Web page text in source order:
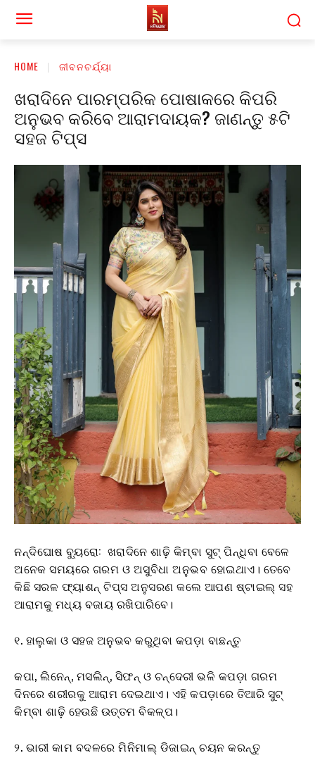
HOME ଜୀବନଚର୍ଯ୍ୟା
ଖରାଦିନେ ପାରମ୍ପରିକ ପୋଷାକରେ କିପରି
ଅନୁଭବ କରିବେ ଆରାମଦାୟକ? ଜାଣନ୍ତୁ ୫ଟି
ସହଜ ଟିପ୍ସ
ନନ୍ଦିଘୋଷ ବ୍ୟୁରୋ: ଖରାଦିନେ ଶାଢ଼ି କିମ୍ବା ସୁଟ୍ ପିନ୍ଧିବା ବେଳେ
ଅନେକ ସମୟରେ ଗରମ ଓ ଅସୁବିଧା ଅନୁଭବ ହୋଇଥାଏ। ତେବେ
କିଛି ସରଳ ଫ୍ୟାଶନ୍ ଟିପ୍ସ ଅନୁସରଣ କଲେ ଆପଣ ଷ୍ଟାଇଲ୍ ସହ
ଆରାମକୁ ମଧ୍ୟ ବଜାୟ ରଖିପାରିବେ।
୧. ହାଲୁକା ଓ ସହଜ ଅନୁଭବ କରୁଥିବା କପଡ଼ା ବାଛନ୍ତୁ
କପା, ଲିନେନ୍, ମସଲିନ୍, ସିଫନ୍ ଓ ଚନ୍ଦେରୀ ଭଳି କପଡ଼ା ଗରମ
ଦିନରେ ଶରୀରକୁ ଆରାମ ଦେଇଥାଏ। ଏହି କପଡ଼ାରେ ତିଆରି ସୁଟ୍
କିମ୍ବା ଶାଢ଼ି ହେଉଛି ଉତ୍ତମ ବିକଳ୍ପ।
୨. ଭାରୀ କାମ ବଦଳରେ ମିନିମାଲ୍ ଡିଜାଇନ୍ ଚୟନ କରନ୍ତୁ